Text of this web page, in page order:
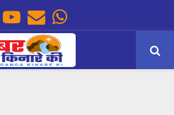
Youtube
EmailWhatsapp